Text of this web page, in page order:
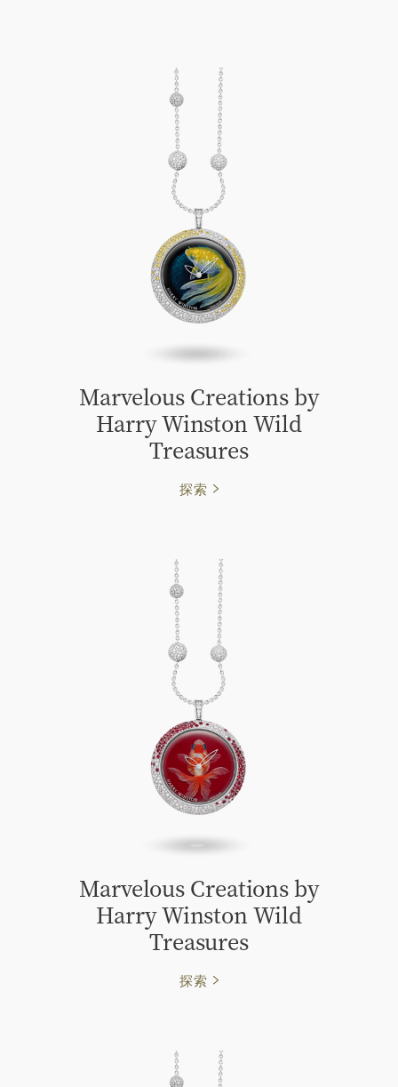
Marvelous Creations by
Harry Winston Wild
Treasures
探索
Marvelous Creations by
Harry Winston Wild
Treasures
探索